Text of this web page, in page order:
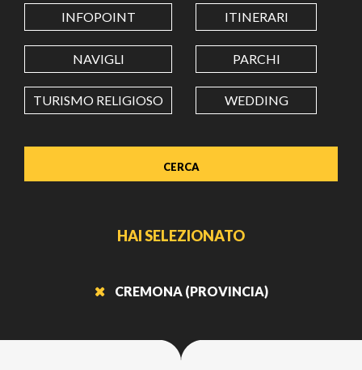
LONGITUDINE
Value in decimal degrees. Use dot (.) as decimal separator.
INFOPOINT ITINERARI
NAVIGLI PARCHI
TURISMO RELIGIOSO WEDDING
HAI SELEZIONATO
CREMONA (PROVINCIA)